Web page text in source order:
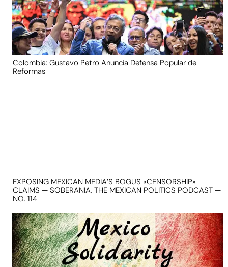
Colombia: Gustavo Petro Anuncia Defensa Popular de
Reformas
EXPOSING MEXICAN MEDIA’S BOGUS «CENSORSHIP»
CLAIMS — SOBERANIA, THE MEXICAN POLITICS PODCAST —
NO. 114